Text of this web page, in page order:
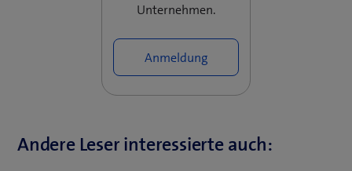
Unternehmen.
Anmeldung
Andere Leser interessierte auch: